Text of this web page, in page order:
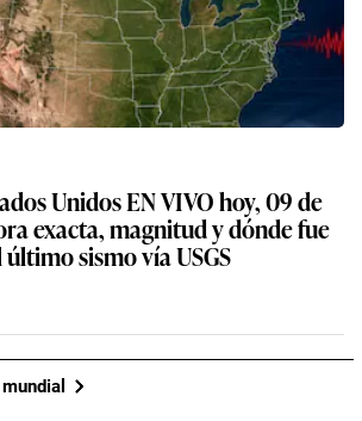
Unidos EN VIVO hoy, 09 de
exacta, magnitud y dónde fue
sismo vía USGS